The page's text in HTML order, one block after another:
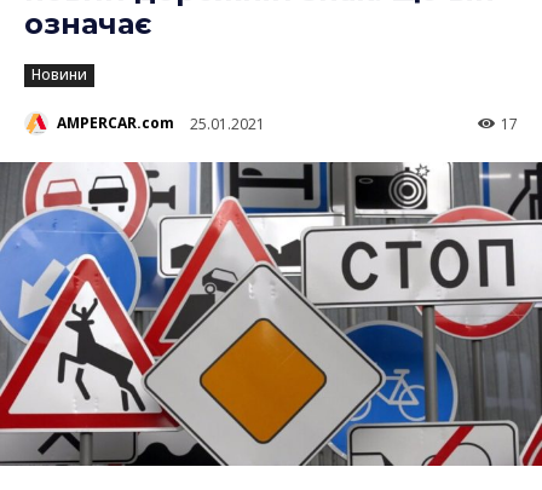
означає
Новини
AMPERCAR.com 25.01.2021 17